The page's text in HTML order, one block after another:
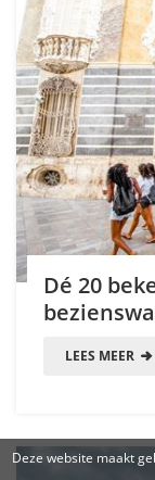
Dé 20
LEES MEER
Deze website maakt